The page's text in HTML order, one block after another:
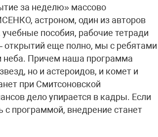
за неделю» массово
астроном, один из авторов
пособия, рабочие тетради
открытий еще полно, мы с ребятами
неба. Причем наша программа
но и астероидов, и комет и
при Смитсоновской
дело упирается в кадры. Если
с программой, внедрение станет